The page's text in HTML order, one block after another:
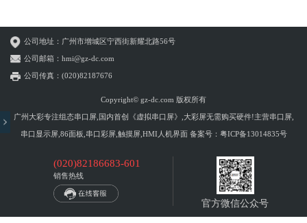
公司地址：广州市增城区宁西街新耀北路56号
公司邮箱：hmi@gz-dc.com
公司传真：(020)82187676
Copyright© gz-dc.com 版权所有
广州大彩专注组态串口屏,国内首创《虚拟串口屏》,大彩屏无需购买硬件!主营串口屏,
串口显示屏,86面板,串口彩屏,触摸屏,HMI人机界面 备案号： 粤ICP备13014835号
(020)82186683-601
销售热线
官方微信公众号